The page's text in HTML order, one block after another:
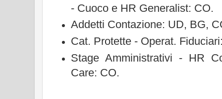
- Cuoco e HR Generalist: CO.
Addetti Contazione: UD, BG,
Cat. Protette - Operat.
Stage Amministrativi - HR
Care: CO.